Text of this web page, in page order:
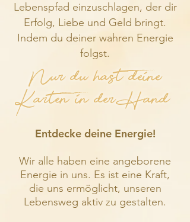
Lebenspfad einzuschlagen, der dir
Erfolg, Liebe und Geld bringt.
Indem du deiner wahren Energie
folgst.
Nur du hast deine
Karten in der Hand.
Entdecke deine Energie!
Wir alle haben eine angeborene
Energie in uns. Es ist eine Kraft,
die uns ermöglicht, unseren
Lebensweg aktiv zu gestalten.